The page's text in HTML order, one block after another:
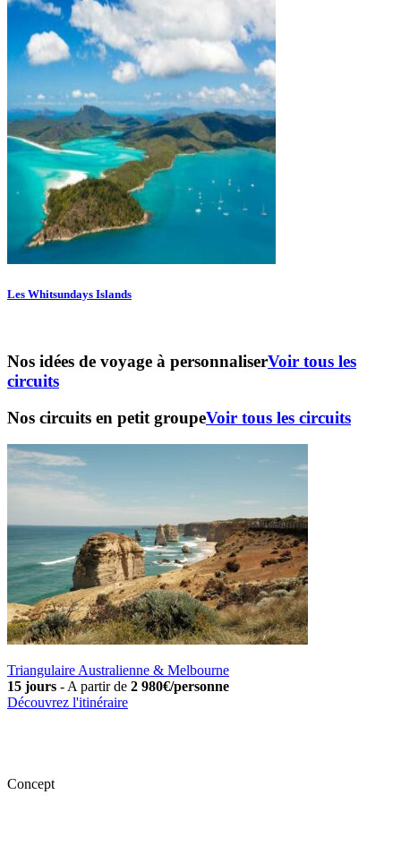
Les Whitsundays Islands
Nos idées de voyage à personnaliserVoir tous les
circuits
Nos circuits en petit groupeVoir tous les circuits
Triangulaire Australienne & Melbourne
15 jours -A partir de 2 980€/personne
Découvrez l'itinéraire
Concept